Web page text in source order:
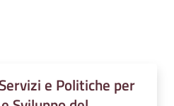
e Politiche per